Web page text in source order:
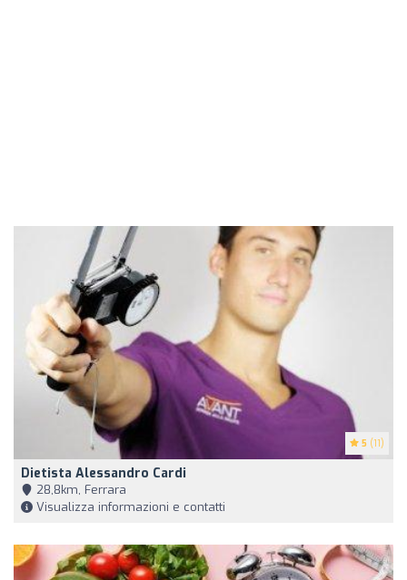
5 (11)
Dietista Alessandro Cardi
28,8km, Ferrara
Visualizza informazioni e contatti